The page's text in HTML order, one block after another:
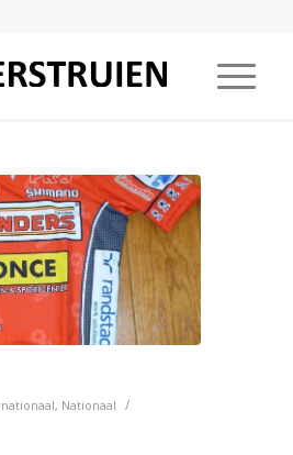
, Nationaal /